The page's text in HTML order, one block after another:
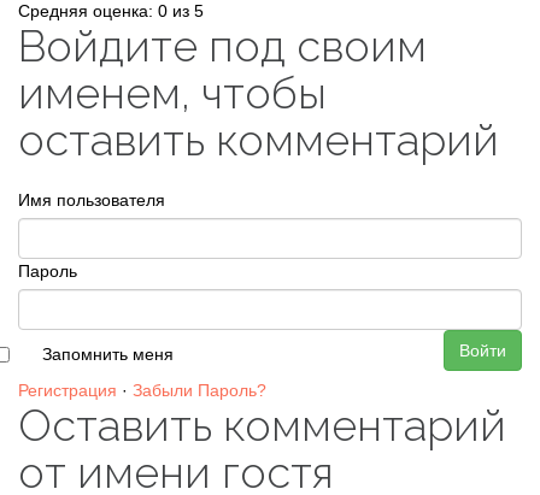
Средняя оценка: 0 из 5
Войдите под своим
именем, чтобы
оставить комментарий
Имя пользователя
Пароль
Войти
Запомнить меня
Регистрация · Забыли Пароль?
Оставить комментарий
от имени гостя